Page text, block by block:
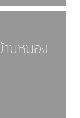
นหนอง